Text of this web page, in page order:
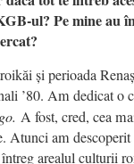
Pe mine au
și perioada
’80. Am dedicat o
A fost, cred, cea
Atunci am
arealul culturii